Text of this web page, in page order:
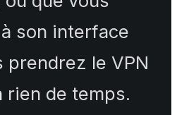
son interface
le VPN
rien de temps.